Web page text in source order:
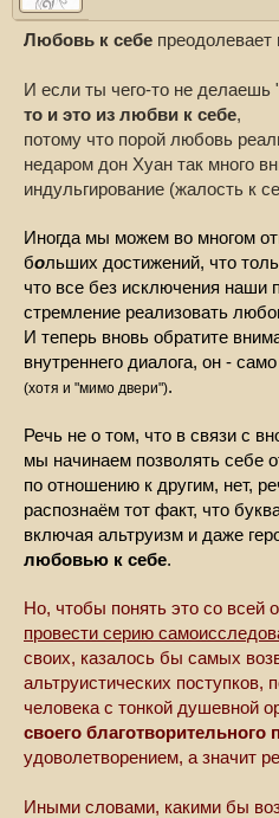
Любовь к себе преодолевает
И если ты чего-то не делаешь
то и это из любви к себе,
потому что порой любовь
недаром дон Хуан так много
индульгирование (жалость к
Иногда мы можем во многом
больших достижений, что
что все без исключения наши
стремление реализовать
И теперь вновь обратите
внутреннего диалога, он -
(хотя и "мимо двери").
Речь не о том, что в связи с
мы начинаем позволять себе
по отношению к другим, нет,
распознаём тот факт, что
включая альтруизм и даже
любовью к себе.
Но, чтобы понять это со всей
провести серию
своих, казалось бы самых
альтруистических поступков,
человека с тонкой душевной
своего благотворительного
удоволетворением, а значит
Иными словами, какими бы